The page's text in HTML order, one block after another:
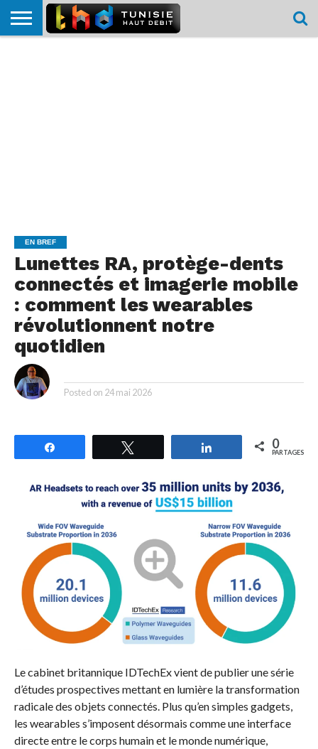
EN BREF
Lunettes RA, protège-dents
connectés et imagerie mobile
: comment les wearables
révolutionnent notre
quotidien
Posted on 24 mai 2026
Partagez 0
PARTAGES
Le cabinet britannique IDTechEx vient de publier une série
d’études prospectives mettant en lumière la transformation
radicale des objets connectés. Plus qu’en simples gadgets,
les wearables s’imposent désormais comme une interface
directe entre le corps humain et le monde numérique,